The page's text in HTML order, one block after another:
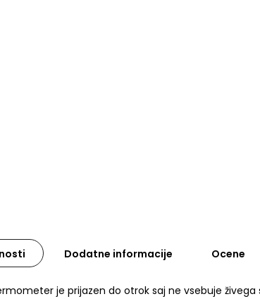
je prijazen do otrok saj ne vsebuje
Dodatne informacije Ocene